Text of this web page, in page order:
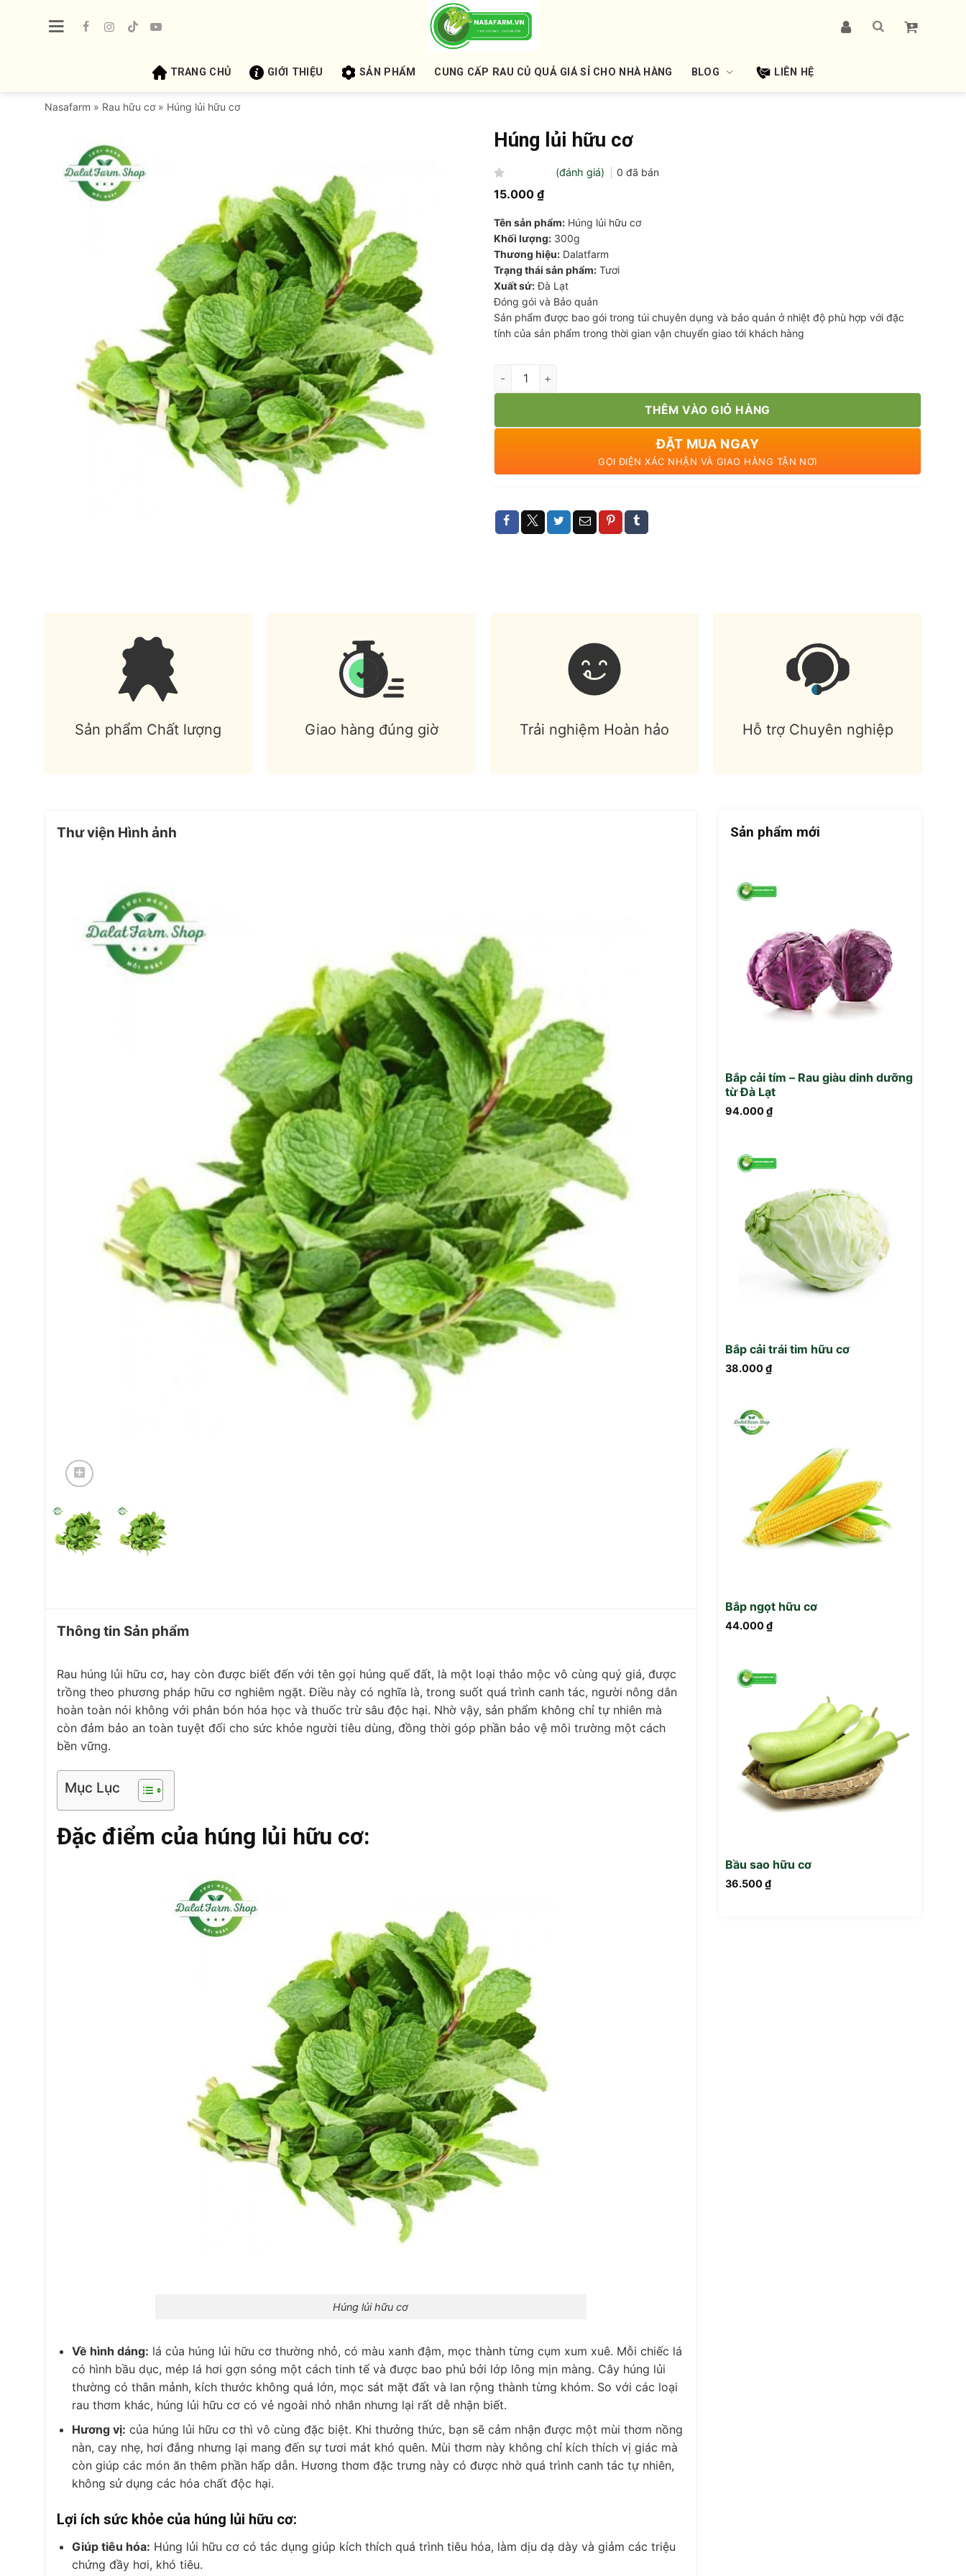
TRANG CHỦ GIỚI THIỆU SẢN PHẨM CUNG CẤP RAU CỦ QUẢ GIÁ SỈ CHO NHÀ HÀNG BLOG LIÊN HỆ
Nasafarm » Rau hữu cơ» Húng lủi hữu cơ
Húng lủi hữu cơ
Được
xếp
0
5
sao
(đánh giá) 0 đã bán
15.000 ₫
Tên sản phẩm: Húng lủi hữu cơ
Khối lượng: 300g
Thương hiệu: Dalatfarm
Trạng thái sản phẩm: Tươi
Xuất sứ:Đà Lạt
Đóng gói và Bảo quản
Sản phẩm được bao gói trong túi chuyên dụng và bảo quản ở nhiệt độ phù hợp với đặc
tính của sản phẩm trong thời gian vận chuyển giao tới khách hàng
Húng lủi hữu cơ số lượng
THÊM VÀO GIỎ HÀNG
ĐẶT MUA NGAY
GỌI ĐIỆN XÁC NHẬN VÀ GIAO HÀNG TẬN NƠI
Sản phẩm Chất lượng Giao hàng đúng giờ Trải nghiệm Hoàn hảo Hỗ trợ Chuyên nghiệp
Thư viện Hình ảnh
Thông tin Sản phẩm
Rau húng lủi hữu cơ, hay còn được biết đến với tên gọi húng quế đất, là một loại thảo mộc vô cùng quý giá, được
trồng theo phương pháp hữu cơ nghiêm ngặt. Điều này có nghĩa là, trong suốt quá trình canh tác, người nông dân
hoàn toàn nói không với phân bón hóa học và thuốc trừ sâu độc hại. Nhờ vậy, sản phẩm không chỉ tự nhiên mà
còn đảm bảo an toàn tuyệt đối cho sức khỏe người tiêu dùng, đồng thời góp phần bảo vệ môi trường một cách
bền vững.
Mục Lục
Đặc điểm của húng lủi hữu cơ:
Húng lủi hữu cơ
Về hình dáng: lá của húng lủi hữu cơ thường nhỏ, có màu xanh đậm, mọc thành từng cụm xum xuê. Mỗi chiếc lá
có hình bầu dục, mép lá hơi gợn sóng một cách tinh tế và được bao phủ bởi lớp lông mịn màng. Cây húng lủi
thường có thân mảnh, kích thước không quá lớn, mọc sát mặt đất và lan rộng thành từng khóm. So với các loại
rau thơm khác, húng lủi hữu cơ có vẻ ngoài nhỏ nhắn nhưng lại rất dễ nhận biết.
Hương vị: của húng lủi hữu cơ thì vô cùng đặc biệt. Khi thưởng thức, bạn sẽ cảm nhận được một mùi thơm nồng
nàn, cay nhẹ, hơi đắng nhưng lại mang đến sự tươi mát khó quên. Mùi thơm này không chỉ kích thích vị giác mà
còn giúp các món ăn thêm phần hấp dẫn. Hương thơm đặc trưng này có được nhờ quá trình canh tác tự nhiên,
không sử dụng các hóa chất độc hại.
Lợi ích sức khỏe của húng lủi hữu cơ:
Giúp tiêu hóa: Húng lủi hữu cơ có tác dụng giúp kích thích quá trình tiêu hóa, làm dịu dạ dày và giảm các triệu
chứng đầy hơi, khó tiêu.
Sản phẩm mới
Bắp cải tím – Rau giàu dinh dưỡng
từ Đà Lạt
94.000₫
Bắp cải trái tim hữu cơ
38.000₫
Bắp ngọt hữu cơ
44.000₫
Bầu sao hữu cơ
36.500₫